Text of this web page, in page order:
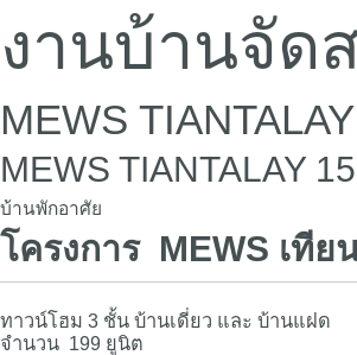
งานบ้านจัด
MEWS
MEWS TIANTALAY 15
บ้านพักอาศัย
โครงการ MEWS เทีย
ทาวน์โฮม 3 ชั้น บ้านเดี่ยว และ บ้านแฝด
จำนวน 199 ยูนิต